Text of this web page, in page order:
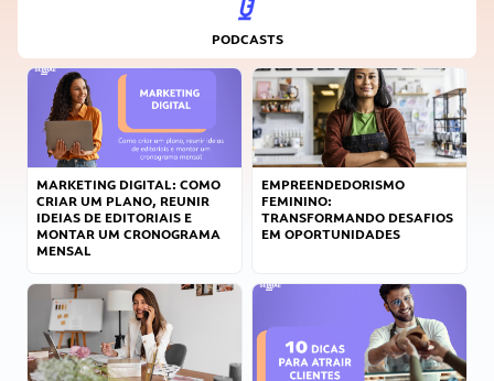
PODCASTS
MARKETING DIGITAL: COMO
CRIAR UM PLANO, REUNIR
IDEIAS DE EDITORIAIS E
MONTAR UM CRONOGRAMA
MENSAL
EMPREENDEDORISMO
FEMININO:
TRANSFORMANDO DESAFIOS
EM OPORTUNIDADES